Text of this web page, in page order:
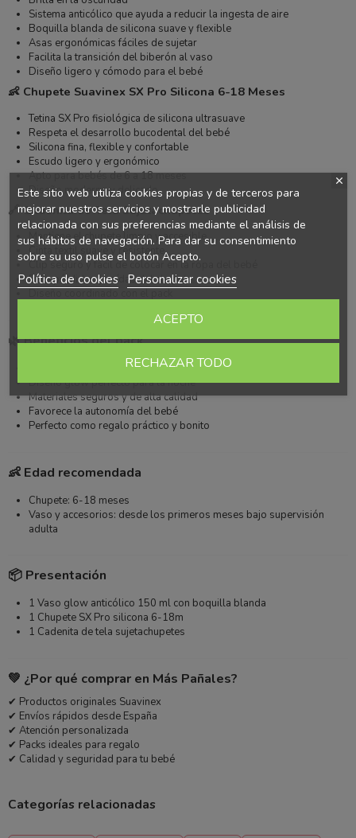
Sistema anticólico que ayuda a reducir la ingesta de aire
Boquilla blanda de silicona suave y flexible
Asas ergonómicas fáciles de sujetar
Facilita la transición del biberón al vaso
Diseño ligero y cómodo para el bebé
👶 Chupete Suavinex SX Pro Silicona 6-18 Meses
Tetina SX Pro fisiológica de silicona ultrasuave
Respeta el desarrollo bucodental del bebé
Silicona fina, flexible y confortable
Escudo ligero y ergonómico
Apto para bebés de 6 a 18 meses
Diseño moderno y delicado
🔗 Cadenita de Tela Sujetachupetes
Mantiene el chupete limpio y accesible
Cinta textil suave y resistente
Clip seguro y fácil de colocar en la ropa del bebé
Evita pérdidas y caídas del chupete
🌿 Beneficios del pack
Ideal para el uso diario del bebé
Diseño glow perfecto para la noche
Materiales seguros y de alta calidad
Favorece la autonomía del bebé
Perfecto como regalo práctico y bonito
👶 Edad recomendada
Chupete: 6-18 meses
Vaso y accesorios: desde los primeros meses bajo supervisión
adulta
📦 Presentación
1 Vaso glow anticólico 150 ml con boquilla blanda
1 Chupete SX Pro silicona 6-18m
1 Cadenita de tela sujetachupetes
💚 ¿Por qué comprar en Más Pañales?
✔ Productos originales Suavinex
✔ Envíos rápidos desde España
✔ Atención personalizada
✔ Packs ideales para regalo
✔ Calidad y seguridad para tu bebé
Categorías relacionadas
Este sitio web utiliza cookies propias y de terceros para
mejorar nuestros servicios y mostrarle publicidad
relacionada con sus preferencias mediante el análisis de
sus hábitos de navegación. Para dar su consentimiento
sobre su uso pulse el botón Acepto.
Política de cookies Personalizar cookies
RECHAZAR TODO
ACEPTO